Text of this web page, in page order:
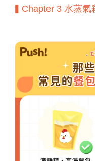
Chapter 3 水蒸氣